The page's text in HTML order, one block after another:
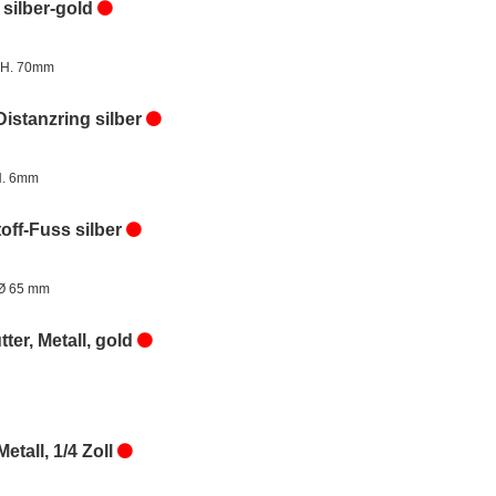
silber-gold
70mm
silber
6mm
Fuss silber
65 mm
Metall, gold
1/4 Zoll